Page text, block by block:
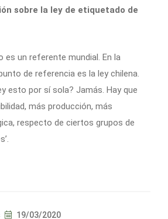
sobre la ley de etiquetado de
es un referente mundial. En la
de referencia es la ley chilena.
esto por sí sola? Jamás. Hay que
más producción, más
respecto de ciertos grupos de
19/03/2020